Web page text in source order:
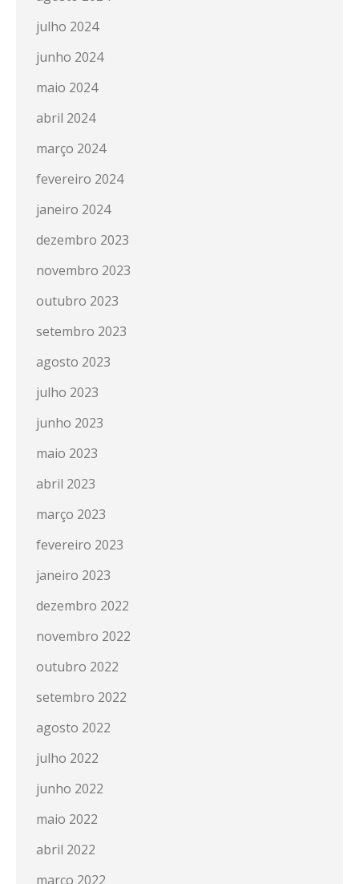
julho 2024
junho 2024
maio 2024
abril 2024
março 2024
fevereiro 2024
janeiro 2024
dezembro 2023
novembro 2023
outubro 2023
setembro 2023
agosto 2023
julho 2023
junho 2023
maio 2023
abril 2023
março 2023
fevereiro 2023
janeiro 2023
dezembro 2022
novembro 2022
outubro 2022
setembro 2022
agosto 2022
julho 2022
junho 2022
maio 2022
abril 2022
março 2022